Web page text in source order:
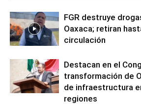
FGR destruye
Oaxaca; retiran
circulación
Destacan en el
transformación de
de infraestructura
regiones